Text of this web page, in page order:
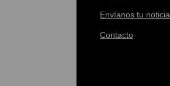
Envíanos tu noticia
Contacto